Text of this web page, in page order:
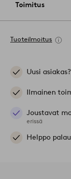
Toimitus
Tuoteilmoitus
Uusi
Ilmainen
Joustavat
erissä
Helppo